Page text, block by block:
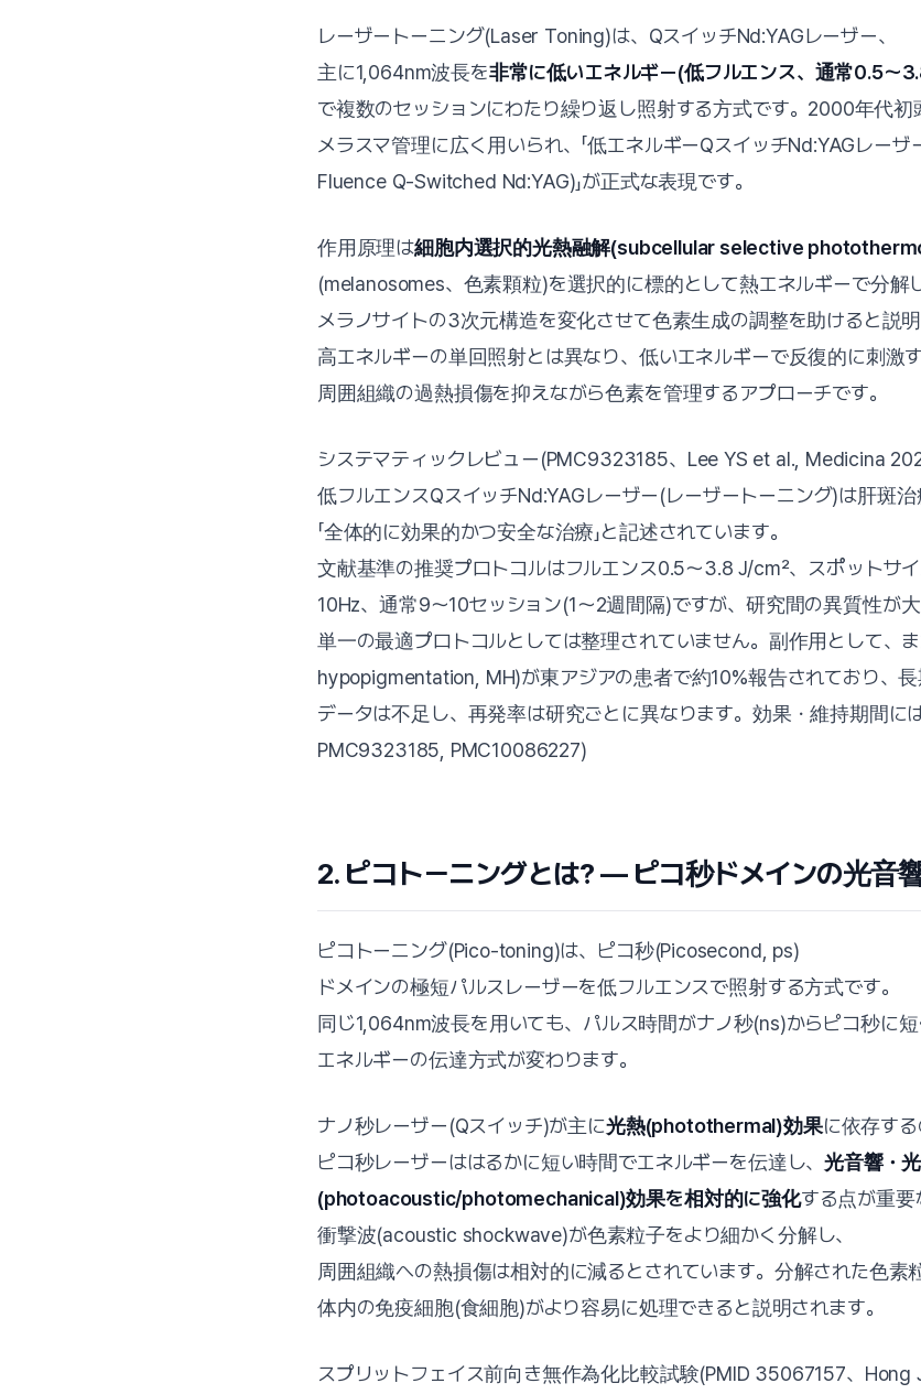
レーザートーニング(Laser Toning)は、QスイッチNd:YAGレーザー、
主に1,064nm波長を非常に低いエネルギー(低フルエンス、通常0.5〜
で複数のセッションにわたり繰り返し照射する方式です。2000年代初
メラスマ管理に広く用いられ、「低エネルギーQスイッチNd:YAGレー
Fluence Q-Switched Nd:YAG)」が正式な表現です。
作用原理は細胞内選択的光熱融解(subcellular selective
(melanosomes、色素顆粒)を選択的に標的として熱エネルギーで分解し
メラノサイトの3次元構造を変化させて色素生成の調整を助けると説明
高エネルギーの単回照射とは異なり、低いエネルギーで反復的に刺激す
周囲組織の過熱損傷を抑えながら色素を管理するアプローチです。
システマティックレビュー(PMC9323185、Lee YS et al., Medicina
低フルエンスQスイッチNd:YAGレーザー(レーザートーニング)は肝斑治
「全体的に効果的かつ安全な治療」と記述されています。
文献基準の推奨プロトコルはフルエンス0.5〜3.8 J/cm²、スポットサ
10Hz、通常9〜10セッション(1〜2週間隔)ですが、研究間の異質性が大
単一の最適プロトコルとしては整理されていません。副作用として、
hypopigmentation, MH)が東アジアの患者で約10%報告されており、
データは不足し、再発率は研究ごとに異なります。効果・維持期間に
PMC9323185, PMC10086227)
2. ピコトーニングとは? — ピコ秒ドメインの光音
ピコトーニング(Pico-toning)は、ピコ秒(Picosecond, ps)
ドメインの極短パルスレーザーを低フルエンスで照射する方式です。
同じ1,064nm波長を用いても、パルス時間がナノ秒(ns)からピコ秒に短
エネルギーの伝達方式が変わります。
ナノ秒レーザー(Qスイッチ)が主に光熱(photothermal)効果に依存する
ピコ秒レーザーははるかに短い時間でエネルギーを伝達し、光音響・
(photoacoustic/photomechanical)効果を相対的に強化する点が重要
衝撃波(acoustic shockwave)が色素粒子をより細かく分解し、
周囲組織への熱損傷は相対的に減るとされています。分解された色素
体内の免疫細胞(食細胞)がより容易に処理できると説明されます。
スプリットフェイス前向き無作為化比較試験(PMID 35067157、